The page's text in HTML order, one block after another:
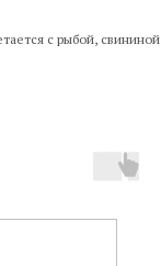
с рыбой, свининой